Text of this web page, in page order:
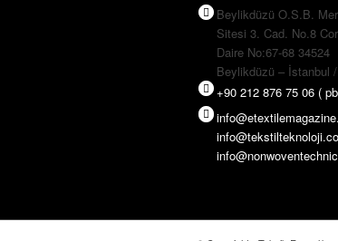
Beylikdüzü O.S.B.
Sitesi 3. Cad. No.8
Daire No:67-68 34524
Beylikdüzü – İstanbul
+90 212 876 75 06 (